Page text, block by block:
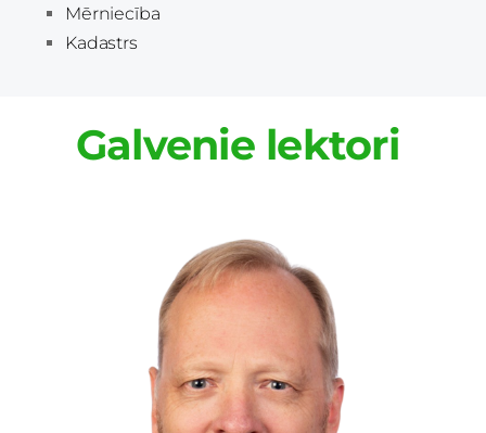
Mērniecība
Kadastrs
Galvenie lektori